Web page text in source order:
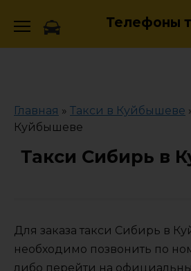
Телефоны
Главная » Такси в Куйбышеве
Куйбышеве
Такси Сибирь в
Для заказа такси Сибирь в
необходимо позвонить по
либо перейти на